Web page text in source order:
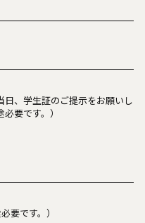
、学生証のご提示をお願いし
要です。）
要です。）